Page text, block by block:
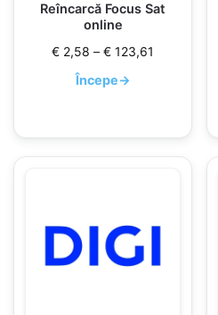
Reîncarcă Focus Sat
online
€ 2,58 – € 123,61
Începe→